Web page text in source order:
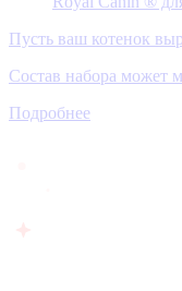
Пусть ваш котенок
Состав набора может
Подробнее